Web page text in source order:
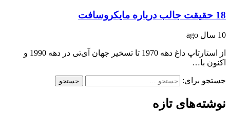
18 حقیقت جالب درباره مایکروسافت
10 سال ago
از استارتاپ داغ دهه 1970 تا تسخیر جهان آی‌تی در دهه 1990 و
اکنون با…
جستجو برای:
نوشته‌های تازه